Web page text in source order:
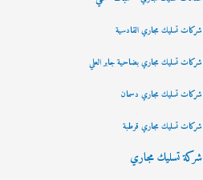
شركات تسليك مجاري القادسية
شركات تسليك مجاري بضاحية جابر العلي
شركات تسليك مجاري دسمان
شركات تسليك مجاري قرطبة
شركة تسليك مجاري